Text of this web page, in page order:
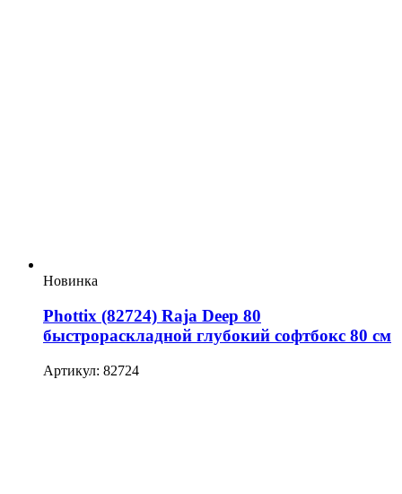
Новинка
Phottix (82724) Raja Deep 80
быстрораскладной глубокий софтбокс 80 см
Артикул: 82724